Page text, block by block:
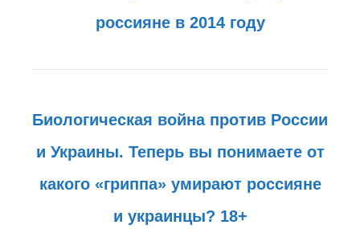
россияне в 2014 году
Биологическая война против России
и Украины. Теперь вы понимаете от
какого «гриппа» умирают россияне
и украинцы? 18+